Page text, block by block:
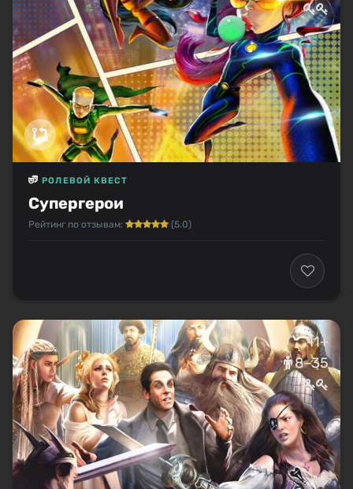
Супергерои
РОЛЕВОЙ КВЕСТ
Рейтинг по отзывам: (5.0)
11+
8–35